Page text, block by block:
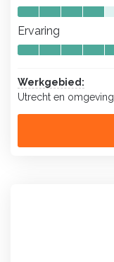
Ervaring
Werkgebied:
Utrecht en omgeving